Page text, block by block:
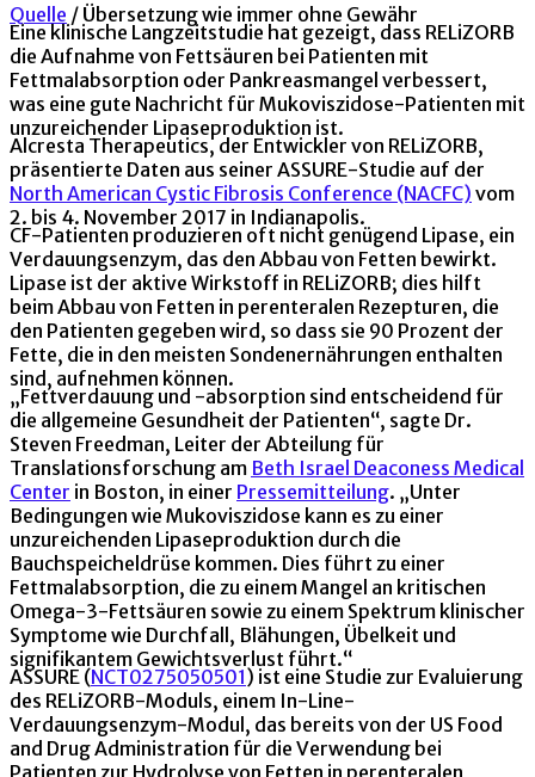
Quelle / Übersetzung wie immer ohne Gewähr
Eine klinische Langzeitstudie hat gezeigt, dass RELiZORB
die Aufnahme von Fettsäuren bei Patienten mit
Fettmalabsorption oder Pankreasmangel verbessert,
was eine gute Nachricht für Mukoviszidose-Patienten mit
unzureichender Lipaseproduktion ist.
Alcresta Therapeutics, der Entwickler von RELiZORB,
präsentierte Daten aus seiner ASSURE-Studie auf der
North American Cystic Fibrosis Conference (NACFC) vom
2. bis 4. November 2017 in Indianapolis.
CF-Patienten produzieren oft nicht genügend Lipase, ein
Verdauungsenzym, das den Abbau von Fetten bewirkt.
Lipase ist der aktive Wirkstoff in RELiZORB; dies hilft
beim Abbau von Fetten in perenteralen Rezepturen, die
den Patienten gegeben wird, so dass sie 90 Prozent der
Fette, die in den meisten Sondenernährungen enthalten
sind, aufnehmen können.
„Fettverdauung und -absorption sind entscheidend für
die allgemeine Gesundheit der Patienten“, sagte Dr.
Steven Freedman, Leiter der Abteilung für
Translationsforschung am Beth Israel Deaconess Medical
Center in Boston, in einer Pressemitteilung. „Unter
Bedingungen wie Mukoviszidose kann es zu einer
unzureichenden Lipaseproduktion durch die
Bauchspeicheldrüse kommen. Dies führt zu einer
Fettmalabsorption, die zu einem Mangel an kritischen
Omega-3-Fettsäuren sowie zu einem Spektrum klinischer
Symptome wie Durchfall, Blähungen, Übelkeit und
signifikantem Gewichtsverlust führt.“
ASSURE (NCT0275050501) ist eine Studie zur Evaluierung
des RELiZORB-Moduls, einem In-Line-
Verdauungsenzym-Modul, das bereits von der US Food
and Drug Administration für die Verwendung bei
Patienten zur Hydrolyse von Fetten in perenteralen